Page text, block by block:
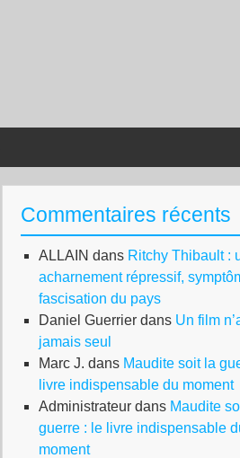
Commentaires récents
ALLAIN dans Ritchy Thibault :
acharnement répressif,
fascisation du pays
Daniel Guerrier dans Un film
jamais seul
Marc J. dans Maudite soit la
livre indispensable du moment
Administrateur dans Maudite
guerre : le livre indispensable
moment